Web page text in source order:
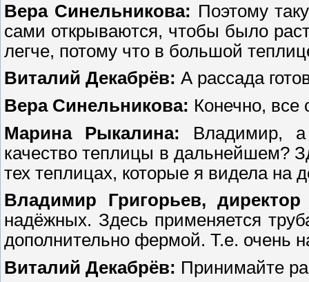
Вера Синельникова: Поэтому
сами открываются, чтобы было
легче, потому что в большой
Виталий Декабрёв: А рассада
Вера Синельникова: Конечно, все
Марина Рыкалина: Владимир, а
качество теплицы в дальнейшем?
тех теплицах, которые я видела на
Владимир Григорьев,
надёжных. Здесь применяется
дополнительно фермой. Т.е. очень
Виталий Декабрёв: Принимайте